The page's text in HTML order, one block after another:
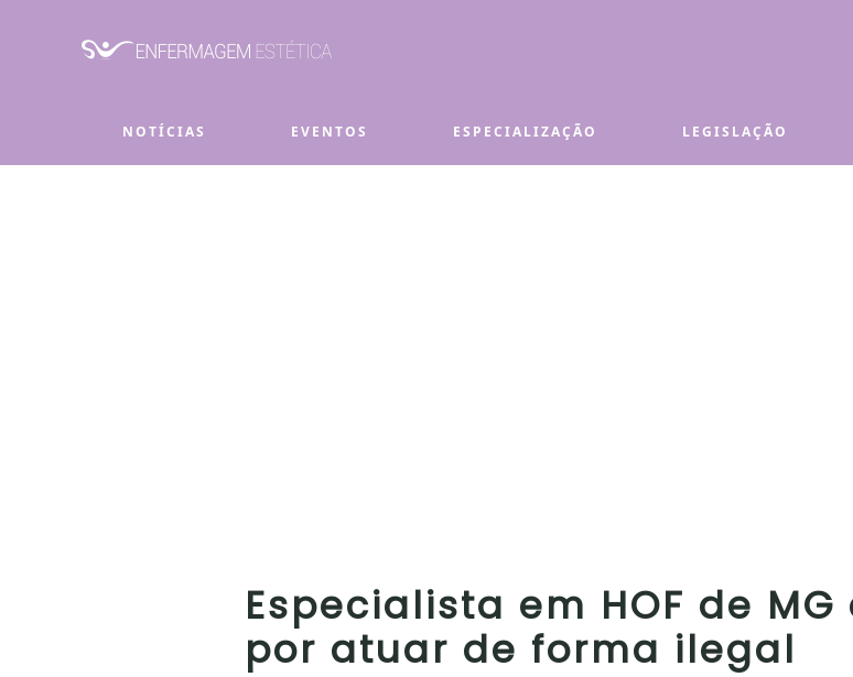
Skip to main content
NOTÍCIAS EVENTOS ESPECIALIZAÇÃO LEGISLAÇÃO
Especialista em HOF de MG
por atuar de forma ilegal